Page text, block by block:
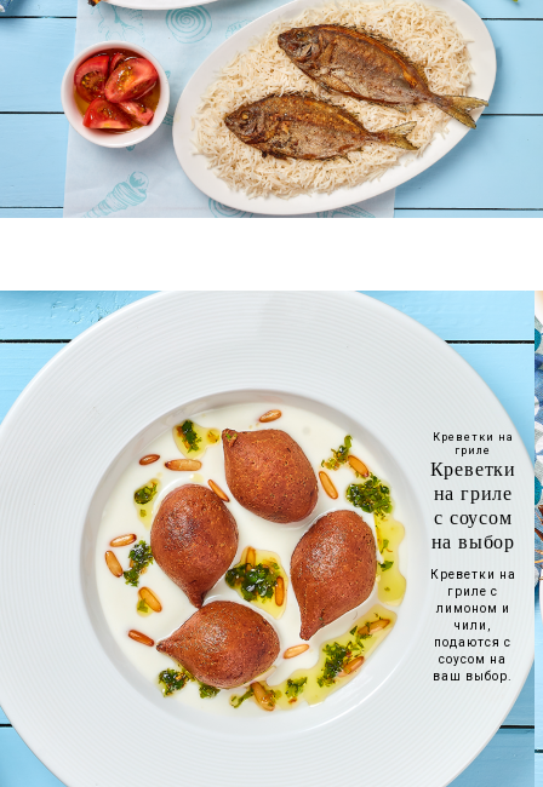
Морепродукты
Креветки на
гриле
Креветки
на гриле
с соусом
на выбор
Креветки на
гриле с
лимоном и
чили,
подаются с
соусом на
ваш выбор.